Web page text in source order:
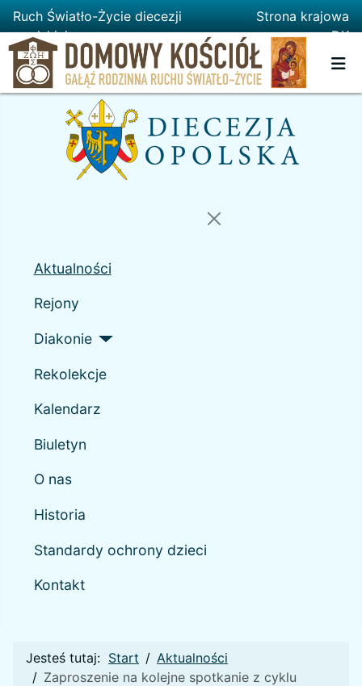
Ruch Światło-Życie diecezji
opolskiej
Strona krajowa
DK
Aktualności
Rejony
Diakonie
Rekolekcje
Kalendarz
Biuletyn
O nas
Historia
Standardy ochrony dzieci
Kontakt
Jesteś tutaj: Start
Aktualności
Zaproszenie na kolejne spotkanie z cyklu